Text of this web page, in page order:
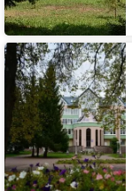
Санаторий
Юматово